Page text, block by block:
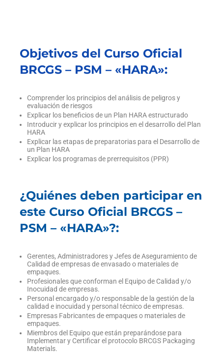
Objetivos del Curso Oficial
BRCGS – PSM – «HARA»:
Comprender los principios del análisis de peligros y
evaluación de riesgos
Explicar los beneficios de un Plan HARA estructurado
Introducir y explicar los principios en el desarrollo del Plan
HARA
Explicar las etapas de preparatorias para el Desarrollo de
un Plan HARA
Explicar los programas de prerrequisitos (PPR)
¿Quiénes deben participar en
este Curso Oficial BRCGS –
PSM – «HARA»?:
Gerentes, Administradores y Jefes de Aseguramiento de
Calidad de empresas de envasado o materiales de
empaques.
Profesionales que conforman el Equipo de Calidad y/o
Inocuidad de empresas.
Personal encargado y/o responsable de la gestión de la
calidad e inocuidad y personal técnico de empresas.
Empresas Fabricantes de empaques o materiales de
empaques.
Miembros del Equipo que están preparándose para
Implementar y Certificar el protocolo BRCGS Packaging
Materials.